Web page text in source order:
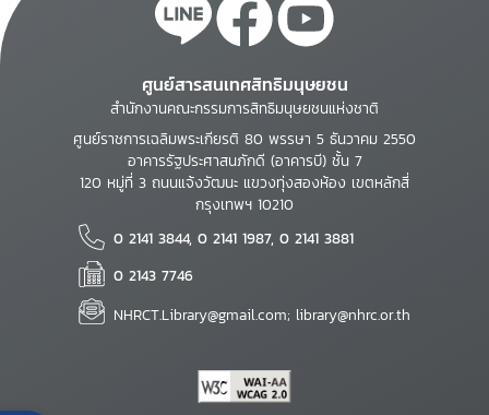
ศูนย์สารสนเทศสิทธิมนุษยชน
สำนักงานคณะกรรมการสิทธิมนุษยชนแห่งชาติ
ศูนย์ราชการเฉลิมพระเกียรติ 80 พรรษา 5 ธันวาคม 2550
อาคารรัฐประศาสนภักดี (อาคารบี) ชั้น 7
120 หมู่ที่ 3 ถนนแจ้งวัฒนะ แขวงทุ่งสองห้อง เขตหลักสี่
กรุงเทพฯ 10210
0 2141 3844, 0 2141 1987, 0 2141 3881
0 2143 7746
NHRCT.Library@gmail.com; library@nhrc.or.th